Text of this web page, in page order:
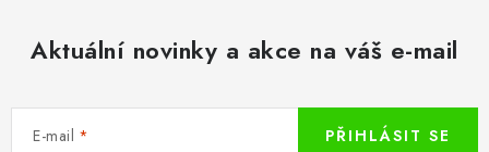
Aktuální novinky a akce na váš e-mail
E-mail PŘIHLÁSIT SE